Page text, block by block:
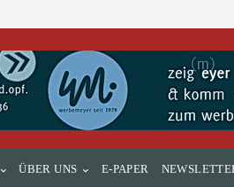
ÜBER UNS E-PAPER